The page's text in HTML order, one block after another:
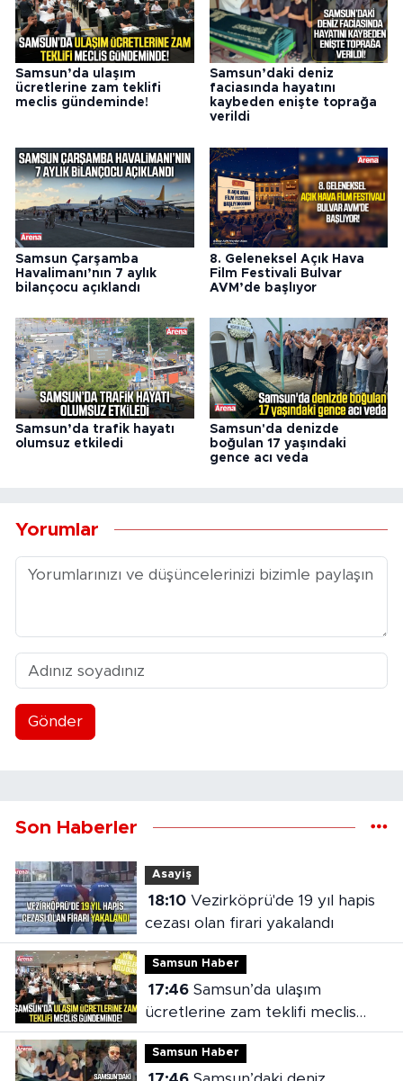
Samsun’da ulaşım
ücretlerine zam teklifi
meclis gündeminde!
Samsun’daki deniz
faciasında hayatını
kaybeden enişte toprağa
verildi
Samsun Çarşamba
Havalimanı’nın 7 aylık
bilançocu açıklandı
8. Geleneksel Açık Hava
Film Festivali Bulvar
AVM’de başlıyor
Samsun’da trafik hayatı
olumsuz etkiledi
Samsun'da denizde
boğulan 17 yaşındaki
gence acı veda
Yorumlar
Gönder
Son Haberler
Asayiş
18:10Vezirköprü'de 19 yıl hapis
cezası olan firari yakalandı
Samsun Haber
17:46Samsun’da ulaşım
ücretlerine zam teklifi meclis
gündeminde!
Samsun Haber